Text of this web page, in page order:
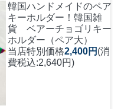
韓国ハンドメイドのペア
キーホルダー！ 韓国雑
貨 ベアーチョゴリキー
ホルダー（ペア大）
当店特別価格2,400円 (消
費税込:2,640円)